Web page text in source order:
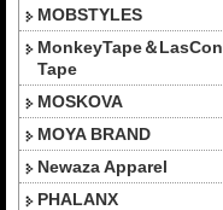
MOBSTYLES
MonkeyTape＆LasCon
Tape
MOSKOVA
MOYA BRAND
Newaza Apparel
PHALANX